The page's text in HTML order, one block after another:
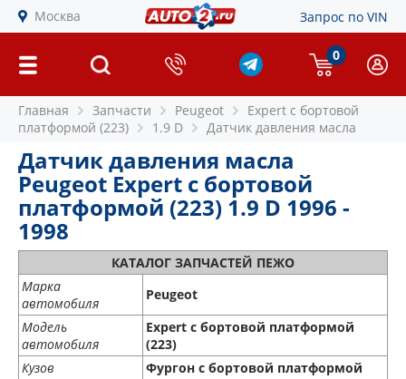
Москва Запрос по VIN
0
Главная Запчасти Peugeot
Expert c бортовой
платформой (223)
1.9 D Датчик давления масла
Датчик давления масла
Peugeot Expert c бортовой
платформой (223) 1.9 D 1996 -
1998
КАТАЛОГ ЗАПЧАСТЕЙ ПЕЖО
Марка
автомобиля
Peugeot
Модель
автомобиля
Expert c бортовой платформой
(223)
Кузов
Фургон с бортовой платформой